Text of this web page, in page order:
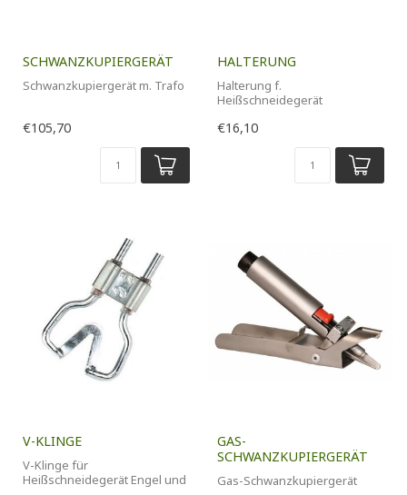
SCHWANZKUPIERGERÄT
Schwanzkupiergerät m. Trafo
€105,70
HALTERUNG
Halterung f.
Heißschneidegerät
€16,10
V-KLINGE
V-Klinge für
Heißschneidegerät Engel und
GAS-
SCHWANZKUPIERGERÄT
Gas-Schwanzkupiergerät